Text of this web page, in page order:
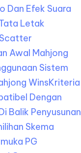
Dan Efek Suara
Letak
Awal Mahjong
Sistem
WinsKriteria
Dengan
Balik Penyusunan
Skema
PG